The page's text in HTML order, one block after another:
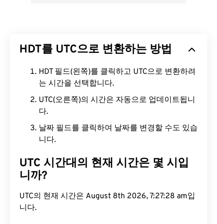
HDT를 UTC으로 변환하는 방법
HDT 필드(왼쪽)를 클릭하고 UTC으로 변환하려
는 시간을 선택합니다.
UTC(오른쪽)의 시간은 자동으로 업데이트됩니
다.
날짜 필드를 클릭하여 날짜를 변경할 수도 있습
니다.
UTC 시간대의 현재 시간은 몇 시입
니까?
UTC의 현재 시간은 August 8th 2026, 7:27:29 am입
니다.